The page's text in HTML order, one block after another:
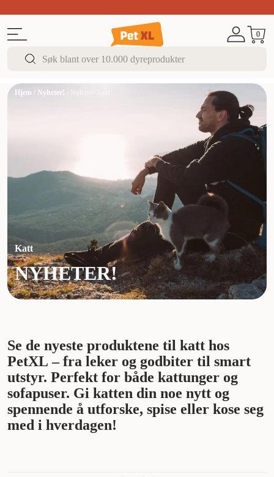
0
Hjem / Nyheter!
Katt
NYHETER!
Se de nyeste produktene til katt hos
PetXL – fra leker og godbiter til smart
utstyr. Perfekt for både kattunger og
sofapuser. Gi katten din noe nytt og
spennende å utforske, spise eller kose seg
med i hverdagen!